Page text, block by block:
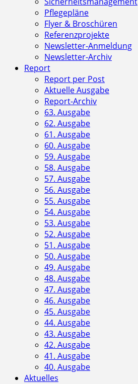
Pflegepläne
Flyer & Broschüren
Referenzprojekte
Newsletter-Anmeldung
Newsletter-Archiv
Report
Report per Post
Aktuelle Ausgabe
Report-Archiv
63. Ausgabe
62. Ausgabe
61. Ausgabe
60. Ausgabe
59. Ausgabe
58. Ausgabe
57. Ausgabe
56. Ausgabe
55. Ausgabe
54. Ausgabe
53. Ausgabe
52. Ausgabe
51. Ausgabe
50. Ausgabe
49. Ausgabe
48. Ausgabe
47. Ausgabe
46. Ausgabe
45. Ausgabe
44. Ausgabe
43. Ausgabe
42. Ausgabe
41. Ausgabe
40. Ausgabe
Aktuelles